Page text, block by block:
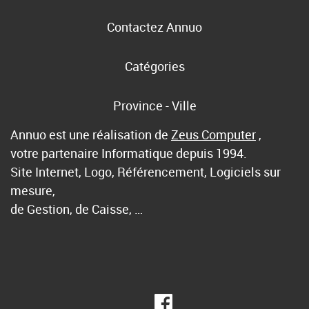
Contactez Annuo
Catégories
Province - Ville
Annuo est une réalisation de Zeus Computer ,
votre partenaire Informatique depuis 1994.
Site Internet, Logo, Référencement, Logiciels sur
mesure,
de Gestion, de Caisse, …